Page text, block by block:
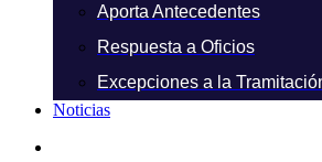
Aporta Antecedentes
Respuesta a Oficios
Excepciones a la
Noticias